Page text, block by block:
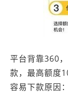
平台背靠360
款，最高额度
容易下款原因